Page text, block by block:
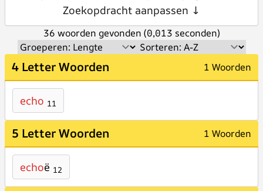
Zoekopdracht aanpassen ↓
36 woorden gevonden (0,013 seconden)
4 Letter Woorden 1 Woorden
echo 11
5 Letter Woorden 1 Woorden
echoë 12